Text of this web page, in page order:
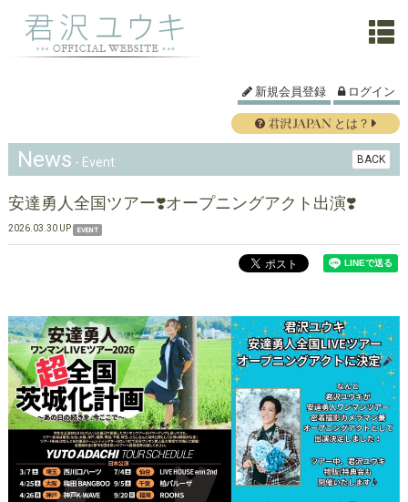
新規会員登録 ログイン
とは？
News - Event BACK
安達勇人全国ツアー❣️オープニングアクト出演❣️
2026.03.30 UP EVENT